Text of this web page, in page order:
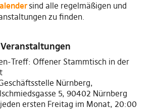
sind alle regelmäßigen und
zu finden.
Treff: Offener Stammtisch in der
Nürnberg,
5, 90402 Nürnberg
ersten Freitag im Monat, 20:00